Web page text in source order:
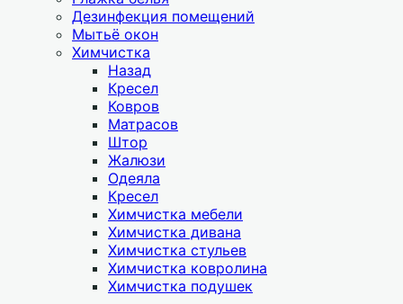
Дезинфекция помещений
Мытьё окон
Химчистка
Назад
Кресел
Ковров
Матрасов
Штор
Жалюзи
Одеяла
Кресел
Химчистка мебели
Химчистка дивана
Химчистка стульев
Химчистка ковролина
Химчистка подушек